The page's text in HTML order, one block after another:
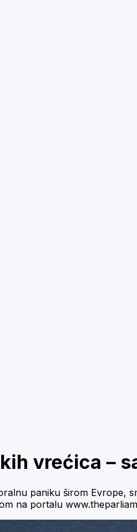
vrećica –
paniku širom Evrope,
na portalu